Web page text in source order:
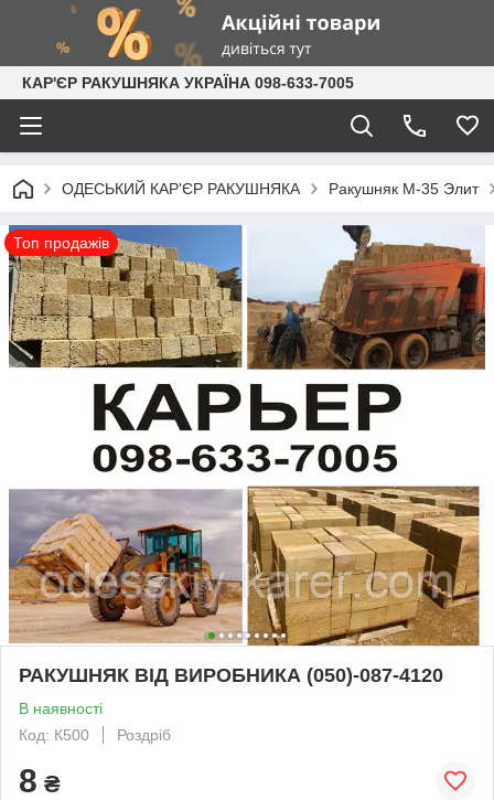
КАР'ЄР РАКУШНЯКА УКРАЇНА 098-633-7005
ОДЕСЬКИЙ КАР'ЄР РАКУШНЯКА Ракушняк М-35 Элит
Топ продажів
РАКУШНЯК ВІД ВИРОБНИКА (050)-087-4120
В наявності
Код: К500
Роздріб
8 ₴